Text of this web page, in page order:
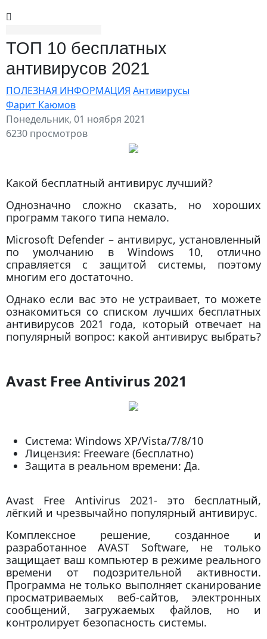
ТОП 10 бесплатных
антивирусов 2021
ПОЛЕЗНАЯ ИНФОРМАЦИЯ Антивирусы
Фарит Каюмов
Понедельник, 01 ноября 2021
6230 просмотров
Какой бесплатный антивирус лучший?
Однозначно сложно сказать, но хороших
программ такого типа немало.
Microsoft Defender – антивирус, установленный
по умолчанию в Windows 10, отлично
справляется с защитой системы, поэтому
многим его достаточно.
Однако если вас это не устраивает, то можете
ознакомиться со списком лучших бесплатных
антивирусов 2021 года, который отвечает на
популярный вопрос: какой антивирус выбрать?
Avast Free Antivirus 2021
Система: Windows XP/Vista/7/8/10
Лицензия: Freeware (бесплатно)
Защита в реальном времени: Да.
Avast Free Antivirus 2021- это бесплатный,
лёгкий и чрезвычайно популярный антивирус.
Комплексное решение, созданное и
разработанное AVAST Software, не только
защищает ваш компьютер в режиме реального
времени от подозрительной активности.
Программа не только выполняет сканирование
просматриваемых веб-сайтов, электронных
сообщений, загружаемых файлов, но и
контролирует безопасность системы.